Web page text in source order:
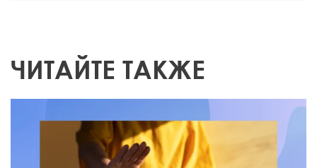
ЧИТАЙТЕ ТАКЖЕ